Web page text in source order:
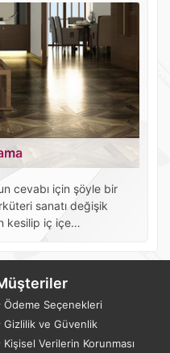
cevabı için şöyle bir
sanatı değişik
kesilip iç içe
ağaçların doğal
Ödeme Seçenekleri
Gizlilik ve Güvenlik
Kişisel Verilerin Korunması